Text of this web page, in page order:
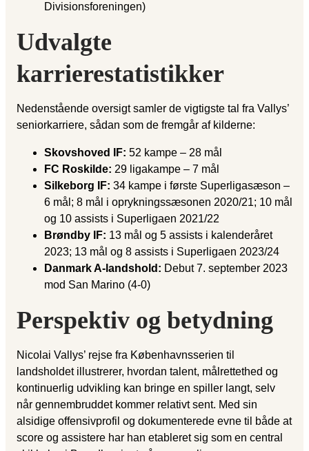
Divisionsforeningen)
Udvalgte
karrierestatistikker
Nedenstående oversigt samler de vigtigste tal fra Vallys’
seniorkarriere, sådan som de fremgår af kilderne:
Skovshoved IF: 52 kampe – 28 mål
FC Roskilde: 29 ligakampe – 7 mål
Silkeborg IF: 34 kampe i første Superligasæson –
6 mål; 8 mål i oprykningssæsonen 2020/21; 10 mål
og 10 assists i Superligaen 2021/22
Brøndby IF: 13 mål og 5 assists i kalenderåret
2023; 13 mål og 8 assists i Superligaen 2023/24
Danmark A-landshold: Debut 7. september 2023
mod San Marino (4-0)
Perspektiv og betydning
Nicolai Vallys’ rejse fra Københavnsserien til
landsholdet illustrerer, hvordan talent, målrettethed og
kontinuerlig udvikling kan bringe en spiller langt, selv
når gennembruddet kommer relativt sent. Med sin
alsidige offensivprofil og dokumenterede evne til både at
score og assistere har han etableret sig som en central